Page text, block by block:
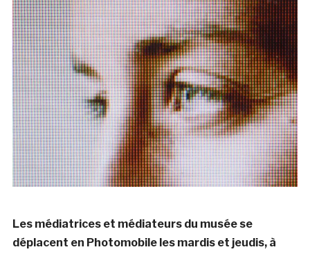
Les médiatrices et médiateurs du musée se
déplacent en Photomobile les mardis et jeudis, à